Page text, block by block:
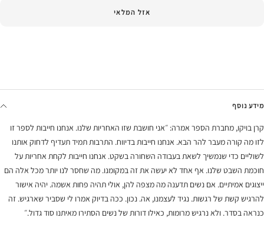
אזל המלאי
מידע נוסף
קרן בויקו, מחברת הספר אמרה: ״אני חושבת שזו האחריות שלנו. אנחנו חייבות לספר זו
לזו מה קורה מעבר להר הבא. אנחנו חייבות בדיווח. התרבות תמיד תעדיף לדחוק אותנו
לשוליים כדי שנמשיך לשאת בעבודה השחורה בשקט. אנחנו חייבות לקחת אחריות על
חוכמת השבט שלנו. אף אחד לא יעשה את זה במקומנו. מה שחסר לנו יותר מכל אלה הם
ייצוגים אמיתיים. אם נשים תדענה מה מצפה להן, אולי תהיה פחות אשמה. יהיה אישור
להרגיש קשת של רגשות. נגיד לעצמנו, אה. נכון. ככה בדיוק אמרו לי שסביר שארגיש. זה
כנראה בסדר. ולא נרגיש מרומות, כאילו דורות של נשים הסתירו מאיתנו סוד גדול.״